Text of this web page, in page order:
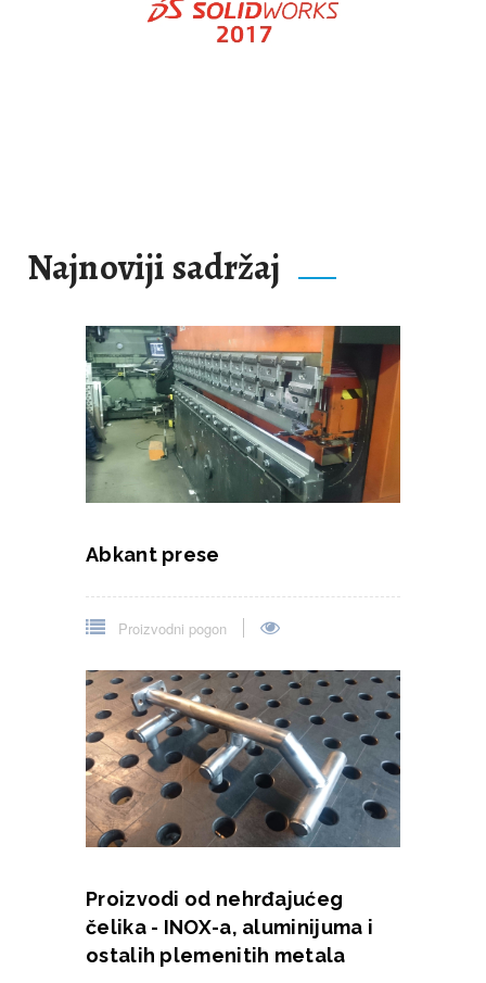
Najnoviji sadržaj
Abkant prese
Proizvodni pogon
Proizvodi od nehrđajućeg
čelika - INOX-a, aluminijuma i
ostalih plemenitih metala